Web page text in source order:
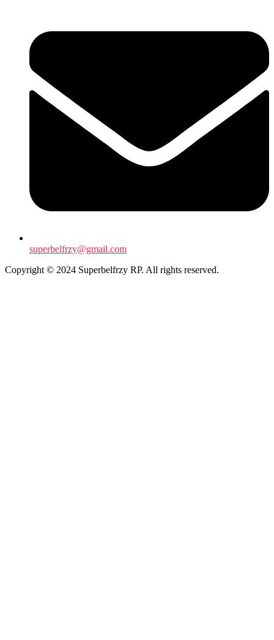
superbelfrzy@gmail.com
Copyright © 2024 Superbelfrzy RP. All rights reserved.